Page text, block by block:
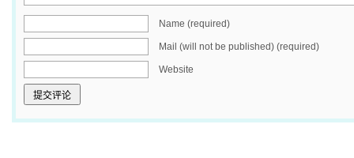
Name (required)
Mail (will not be published) (required)
Website